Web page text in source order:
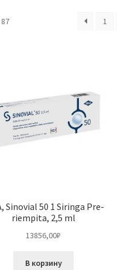
1
Sinovial 50 1 Siringa Pre-
riempita, 2,5 ml
13856,00₽
В корзину